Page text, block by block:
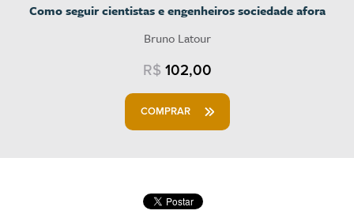
Como seguir cientistas e engenheiros sociedade afora
Bruno Latour
R$ 102,00
COMPRAR